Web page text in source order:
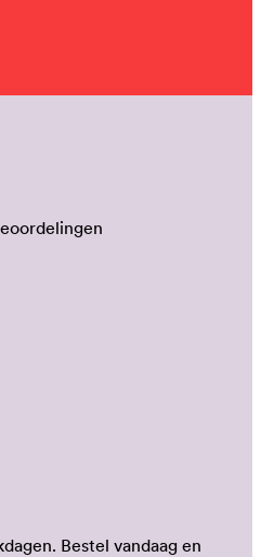
Bestel vandaag en